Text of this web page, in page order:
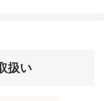
扱い